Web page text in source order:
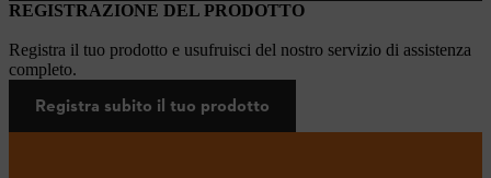
REGISTRAZIONE DEL PRODOTTO
Registra il tuo prodotto e usufruisci del nostro servizio di assistenza
completo.
Registra subito il tuo prodotto